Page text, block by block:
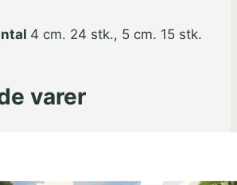
4 cm. 24 stk., 5 cm. 15 stk.
varer